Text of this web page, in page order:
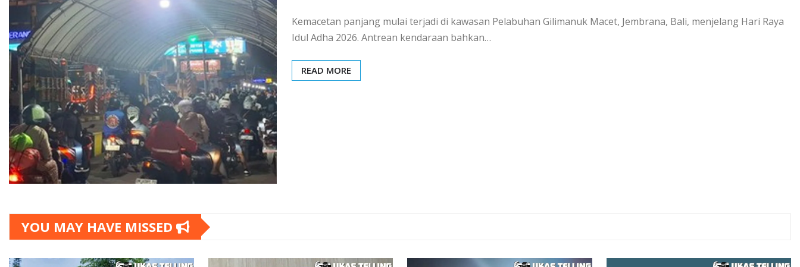
Kemacetan panjang mulai terjadi di kawasan Pelabuhan Gilimanuk Macet, Jembrana, Bali, menjelang Hari Raya
Idul Adha 2026. Antrean kendaraan bahkan…
READ MORE
YOU MAY HAVE MISSED